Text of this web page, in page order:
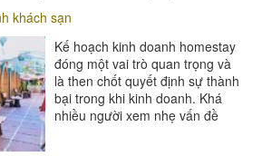
khách sạn
Kế hoạch kinh doanh homestay
đóng một vai trò quan trọng và
là then chốt quyết định sự thành
bại trong khi kinh doanh. Khá
nhiều người xem nhẹ vấn đề